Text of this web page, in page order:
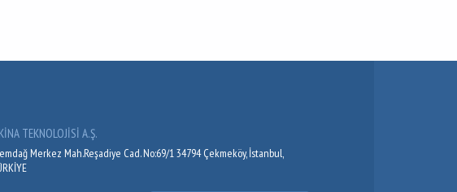
TEKNOLOJİSİ A.Ş.
Merkez Mah.Reşadiye Cad. No:69/1 34794 Çekmeköy, İstanbul,